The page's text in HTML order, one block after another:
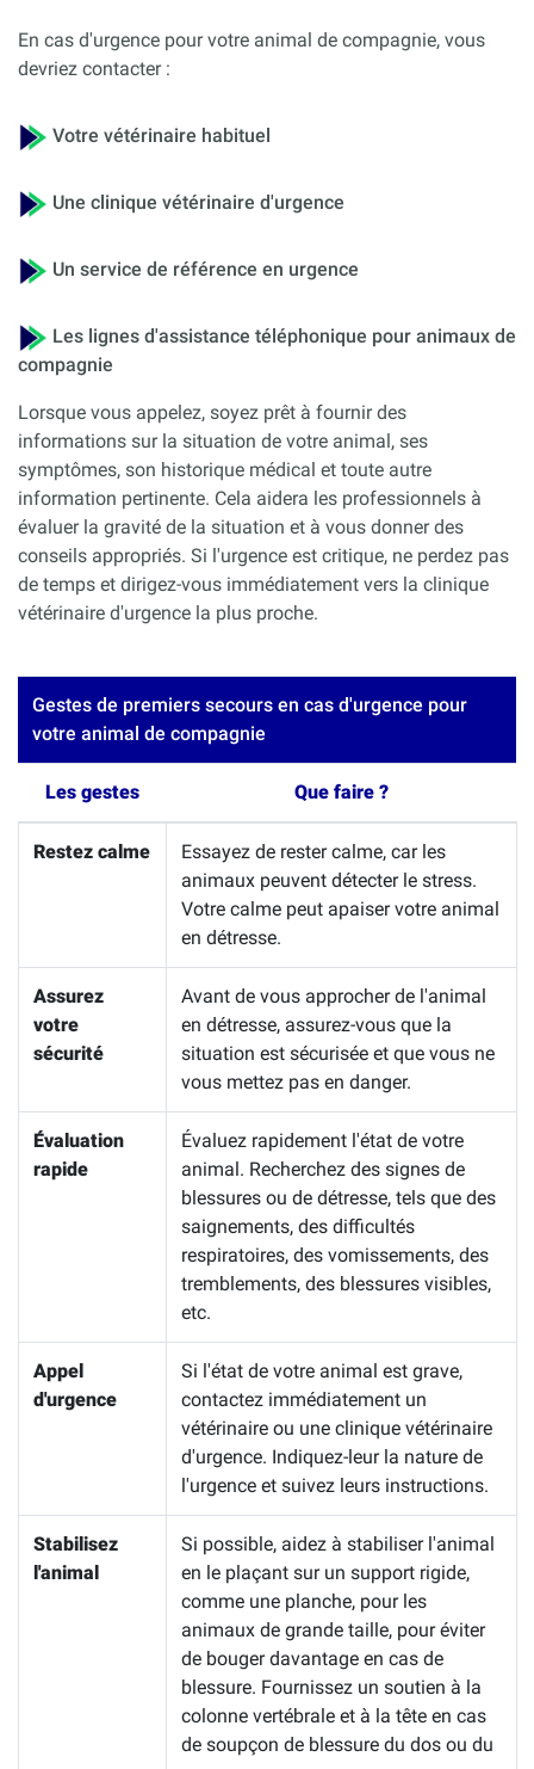
En cas d'urgence pour votre animal de compagnie, vous
devriez contacter :
Votre vétérinaire habituel
Une clinique vétérinaire d'urgence
Un service de référence en urgence
Les lignes d'assistance téléphonique pour animaux de
compagnie
Lorsque vous appelez, soyez prêt à fournir des
informations sur la situation de votre animal, ses
symptômes, son historique médical et toute autre
information pertinente. Cela aidera les professionnels à
évaluer la gravité de la situation et à vous donner des
conseils appropriés. Si l'urgence est critique, ne perdez pas
de temps et dirigez-vous immédiatement vers la clinique
vétérinaire d'urgence la plus proche.
Gestes de premiers secours en cas d'urgence pour
votre animal de compagnie
Les gestes Que faire ?
Restez calme
Essayez de rester calme, car les
animaux peuvent détecter le stress.
Votre calme peut apaiser votre animal
en détresse.
Assurez
votre
sécurité
Avant de vous approcher de l'animal
en détresse, assurez-vous que la
situation est sécurisée et que vous ne
vous mettez pas en danger.
Évaluation
rapide
Évaluez rapidement l'état de votre
animal. Recherchez des signes de
blessures ou de détresse, tels que des
saignements, des difficultés
respiratoires, des vomissements, des
tremblements, des blessures visibles,
etc.
Appel
d'urgence
Si l'état de votre animal est grave,
contactez immédiatement un
vétérinaire ou une clinique vétérinaire
d'urgence. Indiquez-leur la nature de
l'urgence et suivez leurs instructions.
Stabilisez
l'animal
Si possible, aidez à stabiliser l'animal
en le plaçant sur un support rigide,
comme une planche, pour les
animaux de grande taille, pour éviter
de bouger davantage en cas de
blessure. Fournissez un soutien à la
colonne vertébrale et à la tête en cas
de soupçon de blessure du dos ou du